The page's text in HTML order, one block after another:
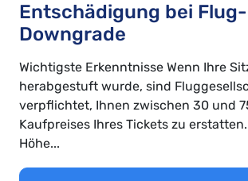
Entschädigung bei Flug-
Downgrade
Wichtigste Erkenntnisse Wenn Ihre
herabgestuft wurde, sind
verpflichtet, Ihnen zwischen 30 und
Kaufpreises Ihres Tickets zu
Höhe...